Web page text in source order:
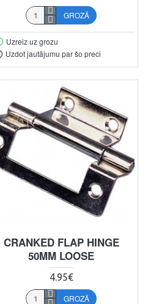
GROZĀ
Uzreiz uz grozu
Uzdot jautājumu par šo preci
CRANKED FLAP HINGE
50MM LOOSE
4.95€
GROZĀ